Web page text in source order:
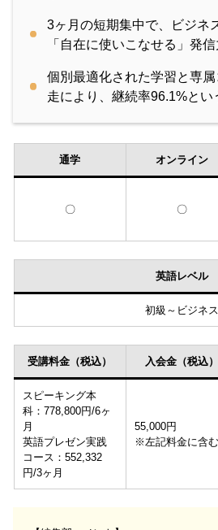
3ヶ月の短期集中で、ビジネ
「自在に使いこなせる」発
個別最適化された学習と専
走により、継続率96.1%とい
通学 オンライン
〇 〇
英語レベル
初級～ビジネス
受講料金（税込） 入会金（税込）
スピーキング本
科：778,800円/6ヶ
月
英語プレゼン実践
コース：552,332
円/3ヶ月
55,000円
※左記料金に含む